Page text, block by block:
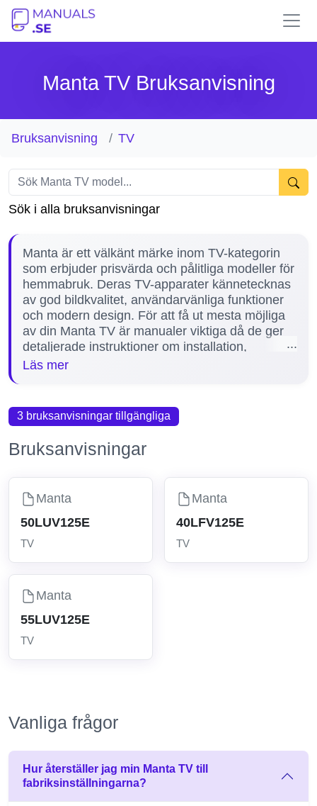
Manta TV Bruksanvisning
Bruksanvisning TV
Sök i alla bruksanvisningar
Manta är ett välkänt märke inom TV-kategorin
som erbjuder prisvärda och pålitliga modeller för
hemmabruk. Deras TV-apparater kännetecknas
av god bildkvalitet, användarvänliga funktioner
och modern design. För att få ut mesta möjliga
av din Manta TV är manualer viktiga då de ger
detaljerade instruktioner om installation,
funktioner och felsökning. Vi har samlat tre
att hjälpa dig snabbt hitta rätt information och
enkelt lösa eventuella problem.
Läs mer
3 bruksanvisningar tillgängliga
Bruksanvisningar
Manta
50LUV125E
TV
Manta
40LFV125E
TV
Manta
55LUV125E
TV
Vanliga frågor
Hur återställer jag min Manta TV till
fabriksinställningarna?